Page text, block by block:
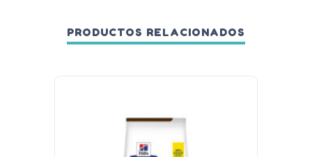
PRODUCTOS RELACIONADOS